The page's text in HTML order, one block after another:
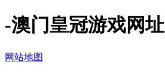
-澳门皇冠游戏网址
网站地图